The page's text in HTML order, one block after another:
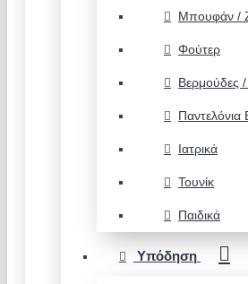
Μπουφάν /
Φούτερ
Βερμούδες
Παντελόνια
Ιατρικά
Τουνίκ
Παιδικά
Υπόδηση